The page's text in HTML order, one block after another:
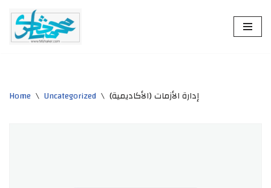
Skip
to
Home \ Uncategorized \ إدارة الأزمات (الأكاديمية)